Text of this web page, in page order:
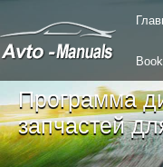
Программа
запчастей